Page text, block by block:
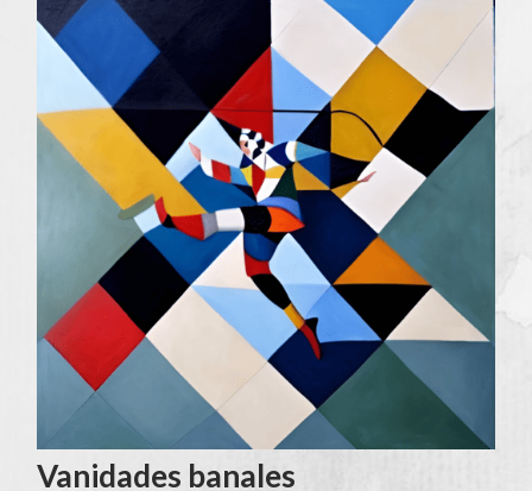
Vanidades banales